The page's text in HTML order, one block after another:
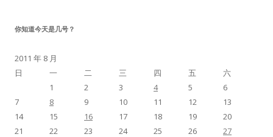
你知道今天是几号？
2011 年 8 月
日
一 二 三 四 五
六
1
2 3 4 5
6
7
8 9 10 11 12
13
14
15 16 17 18 19
20
21
22 23 24 25 26
27